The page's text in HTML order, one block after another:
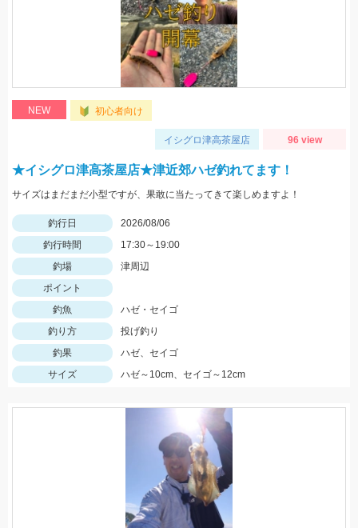
NEW 初心者向け
イシグロ津高茶屋店 96 view
★イシグロ津高茶屋店★津近郊ハゼ釣れてます！
サイズはまだまだ小型ですが、果敢に当たってきて楽しめますよ！
釣行日
2026/08/06
釣行時間
17:30～19:00
釣場
津周辺
ポイント
釣魚
ハゼ・セイゴ
釣り方
投げ釣り
釣果
ハゼ、セイゴ
サイズ
ハゼ～10cm、セイゴ～12cm